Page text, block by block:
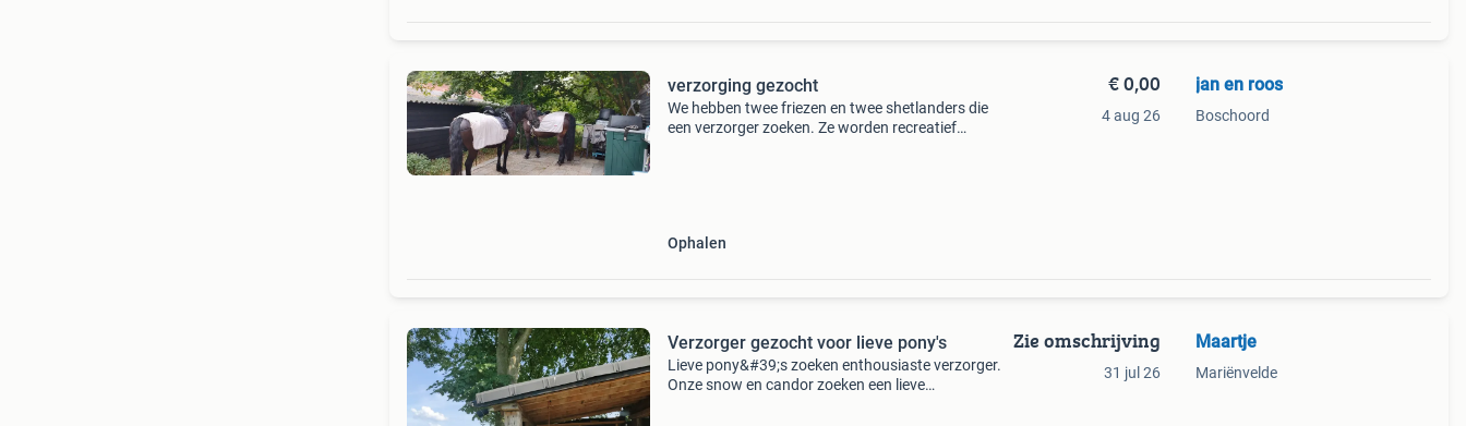
verzorging gezocht
We hebben twee friezen en twee shetlanders die
een verzorger zoeken. Ze worden recreatief
Ophalen
€ 0,00
4 aug 26
jan en roos
Boschoord
Verzorger gezocht voor lieve pony's
Lieve pony&#39;s zoeken enthousiaste verzorger.
Onze snow en candor zoeken een lieve
Zie omschrijving
31 jul 26
Maartje
Mariënvelde